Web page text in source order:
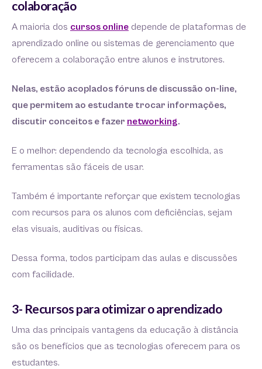
colaboração
A maioria dos cursos online depende de plataformas de
aprendizado online ou sistemas de gerenciamento que
oferecem a colaboração entre alunos e instrutores.
Nelas, estão acoplados fóruns de discussão on-line,
que permitem ao estudante trocar informações,
discutir conceitos e fazer networking.
E o melhor: dependendo da tecnologia escolhida, as
ferramentas são fáceis de usar.
Também é importante reforçar que existem tecnologias
com recursos para os alunos com deficiências, sejam
elas visuais, auditivas ou físicas.
Dessa forma, todos participam das aulas e discussões
com facilidade.
3- Recursos para otimizar o aprendizado
Uma das principais vantagens da educação à distância
são os benefícios que as tecnologias oferecem para os
estudantes.